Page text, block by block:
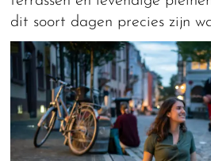
dit soort dagen precies zijn